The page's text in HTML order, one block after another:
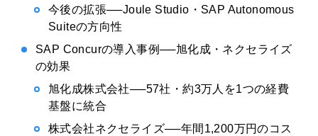
今後の拡張──Joule Studio・SAP Autonomous
Suiteの方向性
SAP Concurの導入事例──旭化成・ネクセライズ
の効果
旭化成株式会社──57社・約3万人を1つの経費
基盤に統合
株式会社ネクセライズ──年間1,200万円のコス